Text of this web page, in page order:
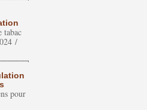
tabac
/
pour